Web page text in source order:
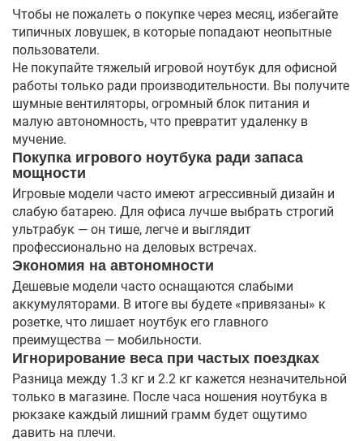
Чтобы не пожалеть о покупке через месяц, избегайте
типичных ловушек, в которые попадают неопытные
пользователи.
Не покупайте тяжелый игровой ноутбук для офисной
работы только ради производительности. Вы получите
шумные вентиляторы, огромный блок питания и
малую автономность, что превратит удаленку в
мучение.
Покупка игрового ноутбука ради запаса
мощности
Игровые модели часто имеют агрессивный дизайн и
слабую батарею. Для офиса лучше выбрать строгий
ультрабук — он тише, легче и выглядит
профессионально на деловых встречах.
Экономия на автономности
Дешевые модели часто оснащаются слабыми
аккумуляторами. В итоге вы будете «привязаны» к
розетке, что лишает ноутбук его главного
преимущества — мобильности.
Игнорирование веса при частых поездках
Разница между 1.3 кг и 2.2 кг кажется незначительной
только в магазине. После часа ношения ноутбука в
рюкзаке каждый лишний грамм будет ощутимо
давить на плечи.